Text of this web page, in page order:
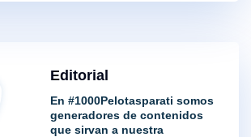
Editorial
En #1000Pelotasparati somos
generadores de contenidos
que sirvan a nuestra